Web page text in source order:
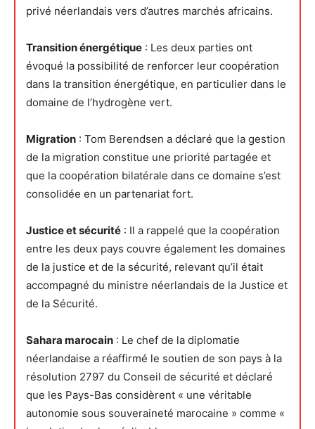
privé néerlandais vers d’autres marchés africains.
Transition énergétique : Les deux parties ont
évoqué la possibilité de renforcer leur coopération
dans la transition énergétique, en particulier dans le
domaine de l’hydrogène vert.
Migration : Tom Berendsen a déclaré que la gestion
de la migration constitue une priorité partagée et
que la coopération bilatérale dans ce domaine s’est
consolidée en un partenariat fort.
Justice et sécurité : Il a rappelé que la coopération
entre les deux pays couvre également les domaines
de la justice et de la sécurité, relevant qu’il était
accompagné du ministre néerlandais de la Justice et
de la Sécurité.
Sahara marocain : Le chef de la diplomatie
néerlandaise a réaffirmé le soutien de son pays à la
résolution 2797 du Conseil de sécurité et déclaré
que les Pays-Bas considèrent « une véritable
autonomie sous souveraineté marocaine » comme «